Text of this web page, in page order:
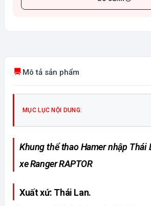
Mô tả sản phẩm
MỤC LỤC NỘI DUNG:
Khung thể thao Hamer nhập Thái
xe Ranger RAPTOR
Xuất xứ: Thái Lan.